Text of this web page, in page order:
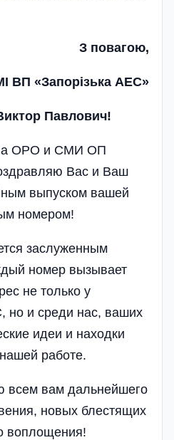
З повагою,
ВП «Запорізька АЕС»
Павлович!
ОРО и СМИ ОП
Вас и Ваш
выпуском вашей
номером!
заслуженным
номер вызывает
не только у
но и среди нас, ваших
идеи и находки
работе.
всем вам дальнейшего
новых блестящих
воплощения!